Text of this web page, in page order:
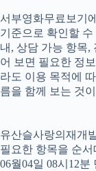
서부영화무료보기
기준으로 확인할 수
내, 상담 가능 항목,
어 보면 필요한 정
라도 이용 목적에
름을 함께 보는 것
유산슬사랑의재개
필요한 항목을 순
06월04일 08시12